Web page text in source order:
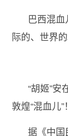
巴西混
际的、世界的
“胡姬”
敦煌“混血儿”！
据《中国